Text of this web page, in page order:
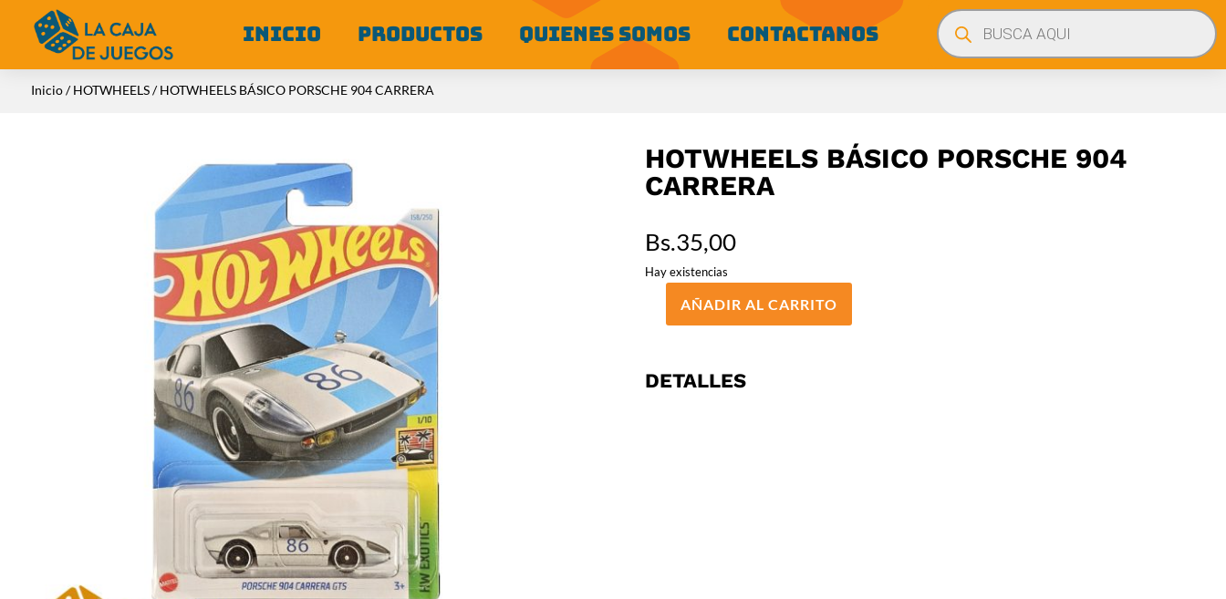
INICIO PRODUCTOS QUIENES SOMOS CONTACTANOS
Búsqueda
de
productos
Inicio/HOTWHEELS/ HOTWHEELS BÁSICO PORSCHE 904 CARRERA
HOTWHEELS BÁSICO PORSCHE 904
CARRERA
Bs.35,00
Hay existencias
HOTWHEELS
904
AÑADIR AL CARRITO
DETALLES